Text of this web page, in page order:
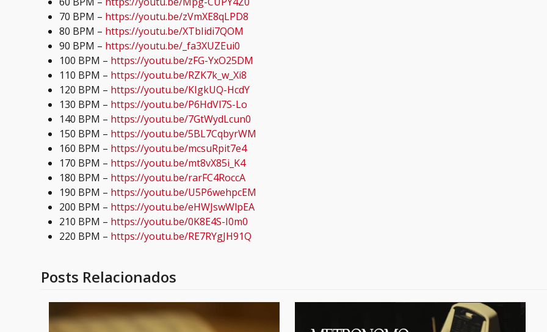
70 BPM – https://youtu.be/zVmXE8qLPD8
80 BPM – https://youtu.be/XTbIidi7QOM
90 BPM – https://youtu.be/_fa3XUZEui0
100 BPM – https://youtu.be/zFG-YxO25DM
110 BPM – https://youtu.be/RZK7k_w_Xi8
120 BPM – https://youtu.be/KIgkUQ-HcdY
130 BPM – https://youtu.be/P6HdVl7S-Lo
140 BPM – https://youtu.be/7GtWydLcun0
150 BPM – https://youtu.be/5BL7CqbyrWM
160 BPM – https://youtu.be/mcsuRpit7e4
170 BPM – https://youtu.be/mt8vX85i_K4
180 BPM – https://youtu.be/rarFC4RoccA
190 BPM – https://youtu.be/U5P6wehpcEM
200 BPM – https://youtu.be/eHWJswWlpEA
210 BPM – https://youtu.be/0K8E4S-I0m0
220 BPM – https://youtu.be/RE7RYgJH91Q
Posts Relacionados